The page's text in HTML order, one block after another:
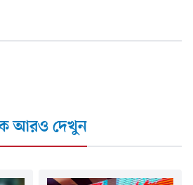
আরও দেখুন